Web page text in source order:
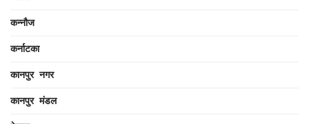
कन्नौज
कर्नाटका
कानपुर नगर
कानपुर मंडल